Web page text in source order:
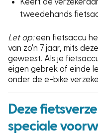
Keert de
tweedehands
Let op:een fietsaccu
van zo'n 7 jaar, mits
geweest. Als je
eigen gebrek of einde
onder de e-bike
Deze
speciale